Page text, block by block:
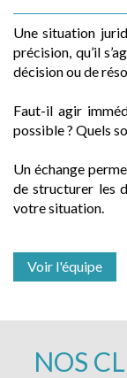
Une situation
précision, qu’il
décision ou de
Faut-il agir
possible ? Quels
Un échange
de structurer les
votre situation.
Voir l'équipe
NOS